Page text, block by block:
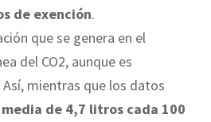
de exención.
que se genera en el
del CO2, aunque es
mientras que los datos
media de 4,7 litros cada 100